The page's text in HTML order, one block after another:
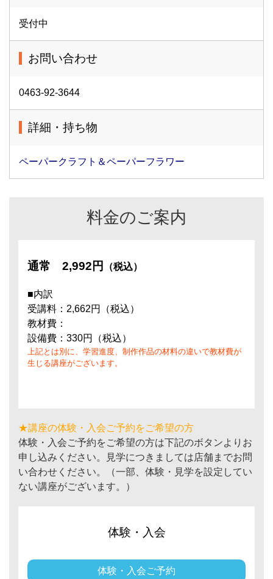
受付中
お問い合わせ
0463-92-3644
詳細・持ち物
ペーパークラフト＆ペーパーフラワー
料金のご案内
通常 2,992円 （税込）
■内訳
受講料：2,662円（税込）
教材費：
設備費：330円（税込）
上記とは別に、学習進度、制作作品の材料の違いで教材費が
生じる講座がございます。
★講座の体験・入会ご予約をご希望の方
体験・入会ご予約をご希望の方は下記のボタンよりお
申し込みください。見学につきましては店舗までお問
い合わせください。（一部、体験・見学を設定してい
ない講座がございます。）
体験・入会
体験・入会ご予約